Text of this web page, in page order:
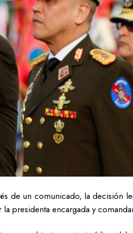
de un comunicado, la decisión
presidenta encargada y